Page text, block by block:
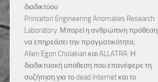
διαδικτύου
Princeton Engineering Anomalies Research
Laboratory: Μπορεί η ανθρώπινη πρόθεση
να επηρεάσει την πραγματικότητα;
Allen Egon Cholakian και ALLATRA: Η
διαδικτυακή υπόθεση που επανέφερε τη
συζήτηση για το dead internet και το